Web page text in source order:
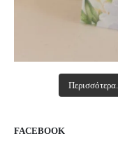
Περισσότερα...
FACEBOOK